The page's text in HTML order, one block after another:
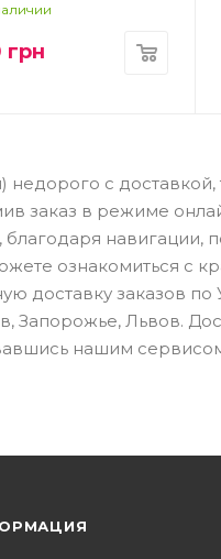
грн
недорого с
заказ в режиме
навигации,
ознакомиться с
доставку заказов
Львов.
нашим